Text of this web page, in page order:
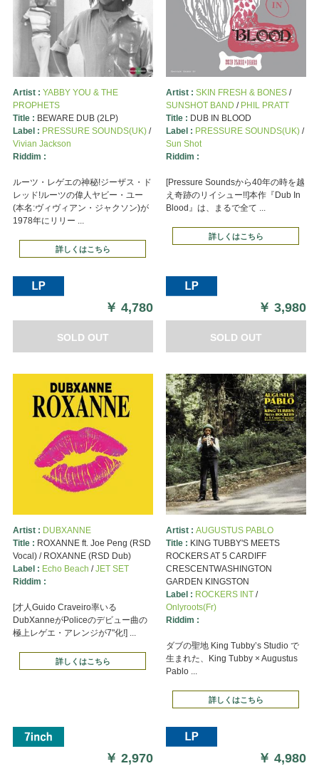
Artist : YABBY YOU & THE
PROPHETS
Title : BEWARE DUB (2LP)
Label : PRESSURE SOUNDS(UK)/
Vivian Jackson
Riddim :
ルーツ・レゲエの神秘!ジーザス・ド
レッド!ルーツの偉人ヤビー・ユー
(本名:ヴィヴィアン・ジャクソン)が
1978年にリリー ...
詳しくはこちら
￥4,780
SOLD OUT
Artist : SKIN FRESH & BONES/
SUNSHOT BAND / PHIL PRATT
Title : DUB IN BLOOD
Label : PRESSURE SOUNDS(UK)/
Sun Shot
Riddim :
[Pressure Soundsから40年の時を越
え奇跡のリイシュー!!]本作『Dub In
Blood』は、まるで全て ...
詳しくはこちら
￥3,980
SOLD OUT
Artist : DUBXANNE
Title : ROXANNE ft. Joe Peng (RSD
Vocal) / ROXANNE (RSD Dub)
Label : Echo Beach /JET SET
Riddim :
[才人Guido Craveiro率いる
DubXanneがPoliceのデビュー曲の
極上レゲエ・アレンジが7"化!] ...
詳しくはこちら
￥2,970
Artist : AUGUSTUS PABLO
Title : KING TUBBY'S MEETS
ROCKERS AT 5 CARDIFF
CRESCENTWASHINGTON
GARDEN KINGSTON
Label : ROCKERS INT/
Onlyroots(Fr)
Riddim :
ダブの聖地 King Tubby’s Studio で
生まれた、King Tubby × Augustus
Pablo ...
詳しくはこちら
￥4,980